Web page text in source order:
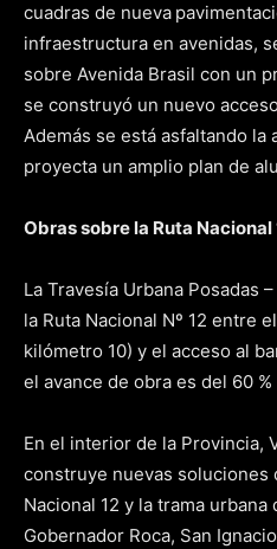
cuadras de nueva
infraestructura en avenidas,
sobre Avenida Brasil con un
se construyó un nuevo
Además se está asfaltando la
proyecta un amplio plan de
Obras sobre la Ruta Nacional
La Travesía Urbana Posadas
la Ruta Nacional Nº 12 entre
kilómetro 10) y el acceso al
el avance de obra es del 60
En el interior de la Provincia,
construye nuevas soluciones
Nacional 12 y la trama
Gobernador Roca, San